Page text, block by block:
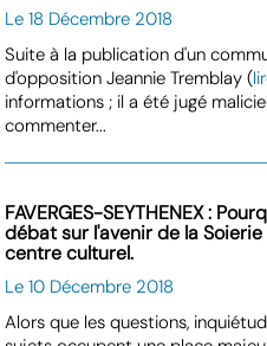
Le 18 Décembre 2018
Suite à la publication d'un
d'opposition Jeannie Tremblay (
informations ; il a été jugé
commenter...
FAVERGES-SEYTHENEX :
débat sur l'avenir de la
centre culturel.
Le 10 Décembre 2018
Alors que les questions,